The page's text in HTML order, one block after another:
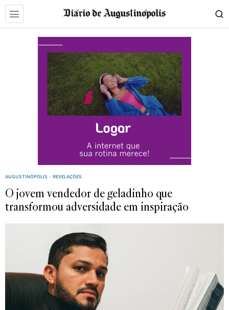
AUGUSTINÓPOLIS · REVELAÇÕES
O jovem vendedor de geladinho que
transformou adversidade em inspiração